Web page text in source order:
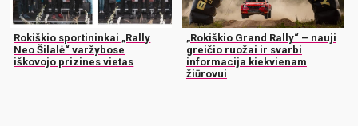
Rokiškio sportininkai „Rally
Neo Šilalė“ varžybose
iškovojo prizines vietas
„Rokiškio Grand Rally“ – nauji
greičio ruožai ir svarbi
informacija kiekvienam
žiūrovui